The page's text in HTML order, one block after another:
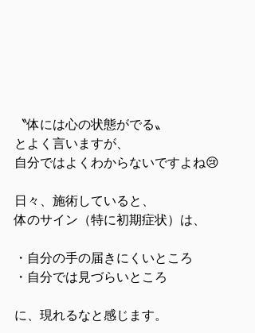
〝体には心の状態がでる〟
とよく言いますが、
自分ではよくわからないですよね😢
日々、施術していると、
体のサイン（特に初期症状）は、
・自分の手の届きにくいところ
・自分では見づらいところ
に、現れるなと感じます。